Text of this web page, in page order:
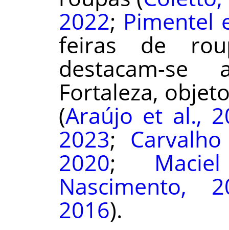
2022; Pimentel
feiras de
destacam-
Fortaleza,
(Araújo et al.,
2023;
2020;
Nascimento,
2016).